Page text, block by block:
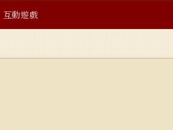
互動遊戲